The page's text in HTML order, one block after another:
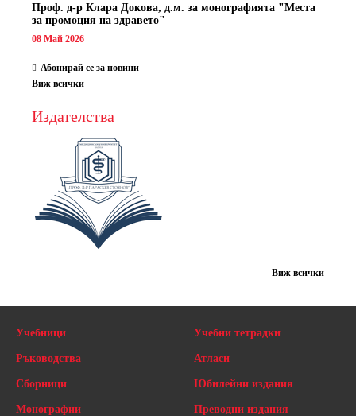
Проф. д-р Клара Докова, д.м. за монографията "Места
за промоция на здравето"
08 Май 2026
Абонирай се за новини
Виж всички
Издателства
Виж всички
Учебници
Ръководства
Сборници
Монографии
Учебни тетрадки
Атласи
Юбилейни издания
Преводни издания